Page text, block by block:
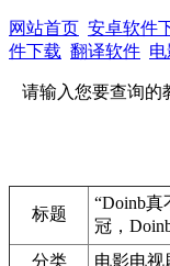
网站首页 安卓软件
件下载 翻译软件
请输入您要查询的
标题
“Doinb
冠，
分类
电影电视